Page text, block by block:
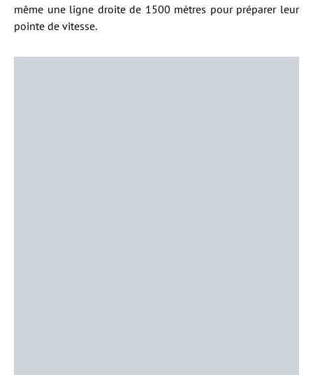
même une ligne droite de 1500 mètres pour préparer leur
pointe de vitesse.